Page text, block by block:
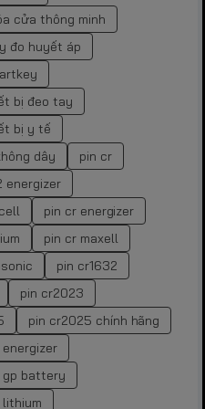
cửa thông minh
đo huyết áp
bị đeo tay
bị y tế
dây
pin cr
energizer
pin cr energizer
pin cr maxell
pin cr1632
pin cr2023
pin cr2025 chính hãng
gp battery